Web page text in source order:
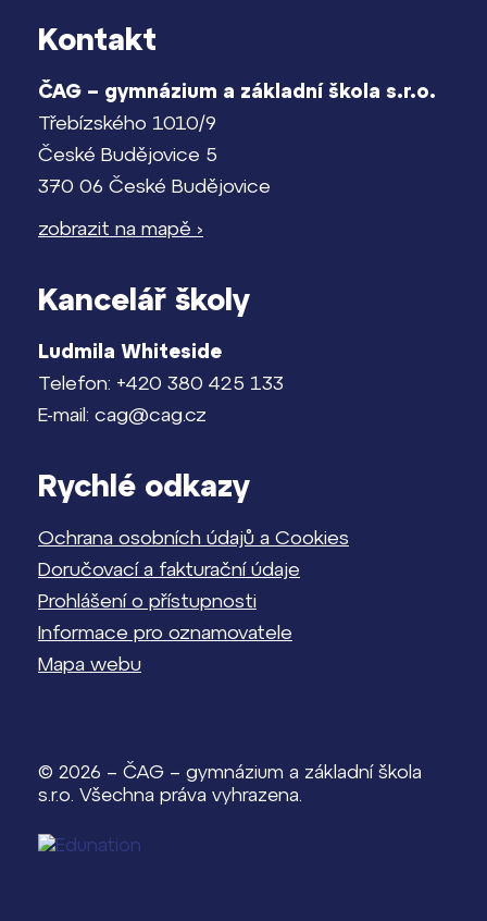
Kontakt
ČAG – gymnázium a základní škola s.r.o.
Třebízského 1010/9
České Budějovice 5
370 06 České Budějovice
zobrazit na mapě ›
Kancelář školy
Ludmila Whiteside
Telefon: +420 380 425 133
E-mail: cag@cag.cz
Rychlé odkazy
Ochrana osobních údajů a Cookies
Doručovací a fakturační údaje
Prohlášení o přístupnosti
Informace pro oznamovatele
Mapa webu
© 2026 – ČAG – gymnázium a základní škola
s.r.o. Všechna práva vyhrazena.